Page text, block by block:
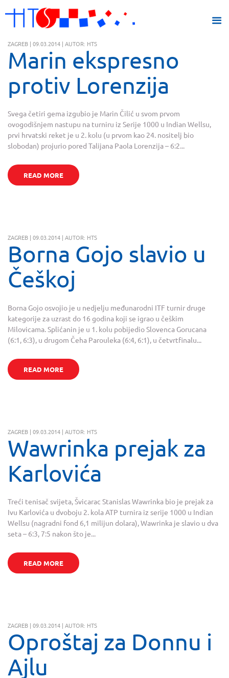
ZAGREB | 09.03.2014 | AUTOR: HTS
Marin ekspresno
protiv Lorenzija
Svega četiri gema izgubio je Marin Čilić u svom prvom
ovogodišnjem nastupu na turniru iz Serije 1000 u Indian Wellsu,
prvi hrvatski reket je u 2. kolu (u prvom kao 24. nositelj bio
slobodan) projurio pored Talijana Paola Lorenzija – 6:2...
READ MORE
ZAGREB | 09.03.2014 | AUTOR: HTS
Borna Gojo slavio u
Češkoj
Borna Gojo osvojio je u nedjelju međunarodni ITF turnir druge
kategorije za uzrast do 16 godina koji se igrao u češkim
Milovicama. Splićanin je u 1. kolu pobijedio Slovenca Gorucana
(6:1, 6:3), u drugom Čeha Parouleka (6:4, 6:1), u četvrtfinalu...
READ MORE
ZAGREB | 09.03.2014 | AUTOR: HTS
Wawrinka prejak za
Karlovića
Treći tenisač svijeta, Švicarac Stanislas Wawrinka bio je prejak za
Ivu Karlovića u dvoboju 2. kola ATP turnira iz serije 1000 u Indian
Wellsu (nagradni fond 6,1 milijun dolara), Wawrinka je slavio u dva
seta – 6:3, 7:5 nakon što je...
READ MORE
ZAGREB | 09.03.2014 | AUTOR: HTS
Oproštaj za Donnu i
Ajlu